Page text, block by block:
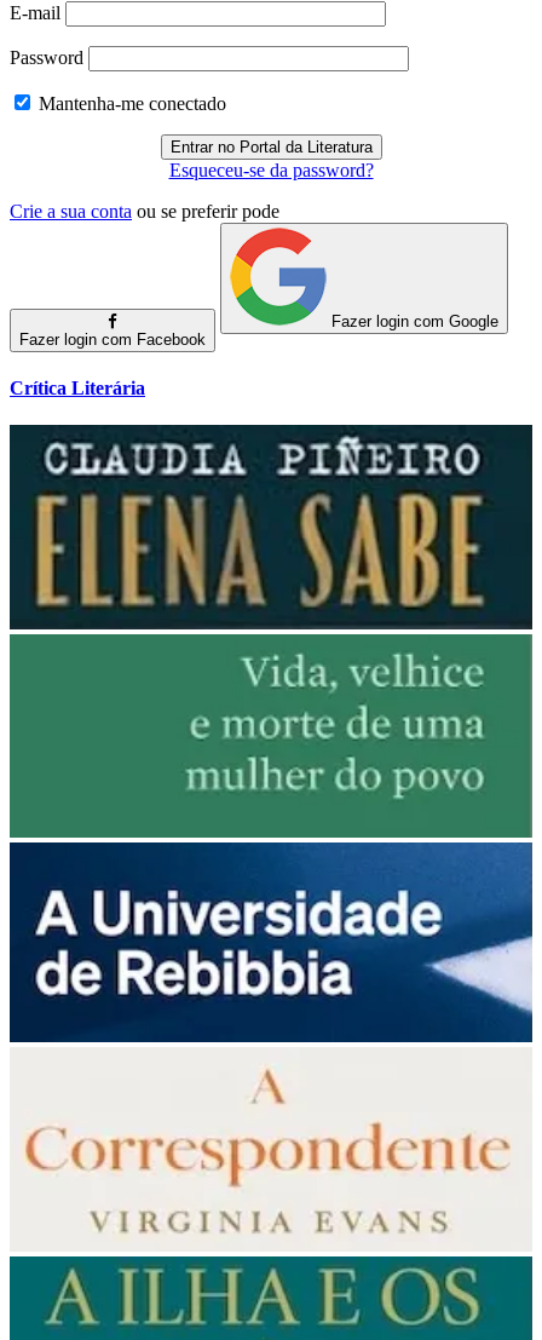
E-mail
Password
Mantenha-me conectado
Esqueceu-se da password?
Crie a sua conta ou se preferir pode
Fazer login com Facebook
Fazer login com Google
Crítica Literária